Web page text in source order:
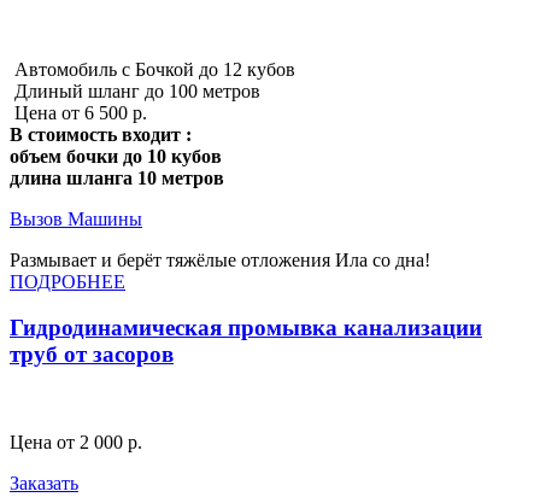
Автомобиль с Бочкой до 12 кубов
Длиный шланг до 100 метров
Цена от 6 500 р.
В стоимость входит :
объем бочки до 10 кубов
длина шланга 10 метров
Вызов Машины
Размывает и берёт тяжёлые отложения Ила со дна!
ПОДРОБНЕЕ
Гидродинамическая промывка канализации
труб от засоров
Цена от 2 000 р.
Заказать